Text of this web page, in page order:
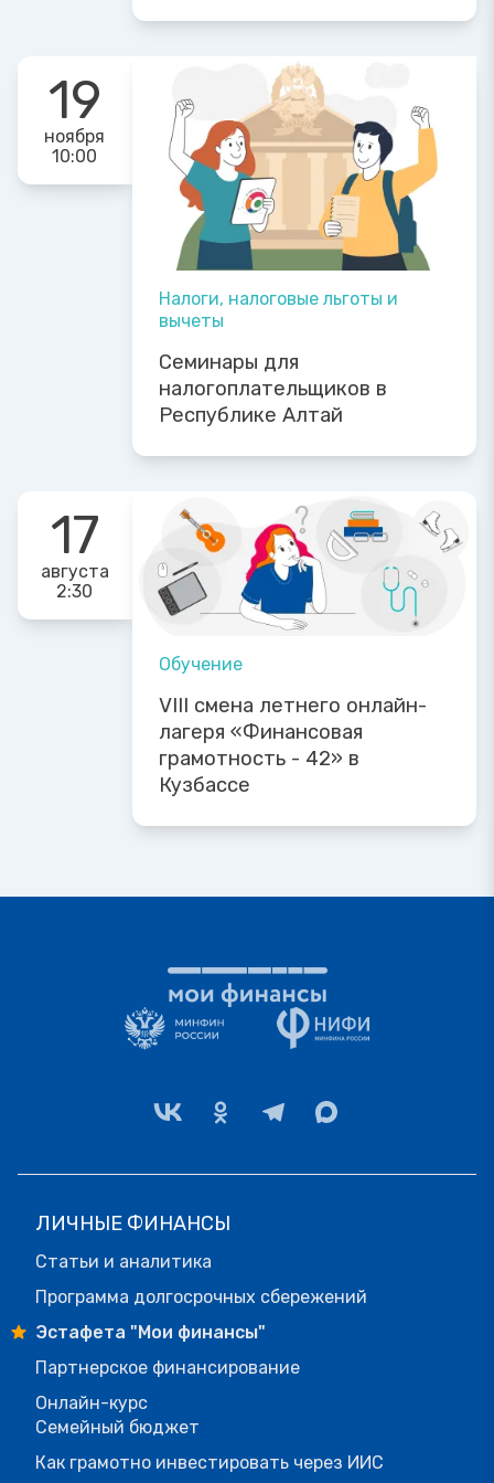
19
ноября
10:00
Налоги, налоговые льготы и
вычеты
Семинары для
налогоплательщиков в
Республике Алтай
17
августа
2:30
Обучение
VIII смена летнего онлайн-
лагеря «Финансовая
грамотность - 42» в
Кузбассе
ЛИЧНЫЕ ФИНАНСЫ
Статьи и аналитика
Программа долгосрочных сбережений
Эстафета "Мои финансы"
Партнерское финансирование
Онлайн-курс
Семейный бюджет
Как грамотно инвестировать через ИИС